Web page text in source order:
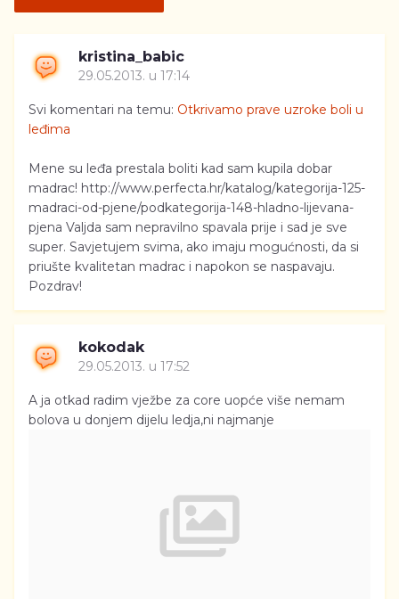
kristina_babic
29.05.2013. u 17:14
Svi komentari na temu: Otkrivamo prave uzroke boli u
leđima
Mene su leđa prestala boliti kad sam kupila dobar
madrac! http://www.perfecta.hr/katalog/kategorija-125-
madraci-od-pjene/podkategorija-148-hladno-lijevana-
pjena Valjda sam nepravilno spavala prije i sad je sve
super. Savjetujem svima, ako imaju mogućnosti, da si
priušte kvalitetan madrac i napokon se naspavaju.
Pozdrav!
kokodak
29.05.2013. u 17:52
A ja otkad radim vježbe za core uopće više nemam
bolova u donjem dijelu ledja,ni najmanje